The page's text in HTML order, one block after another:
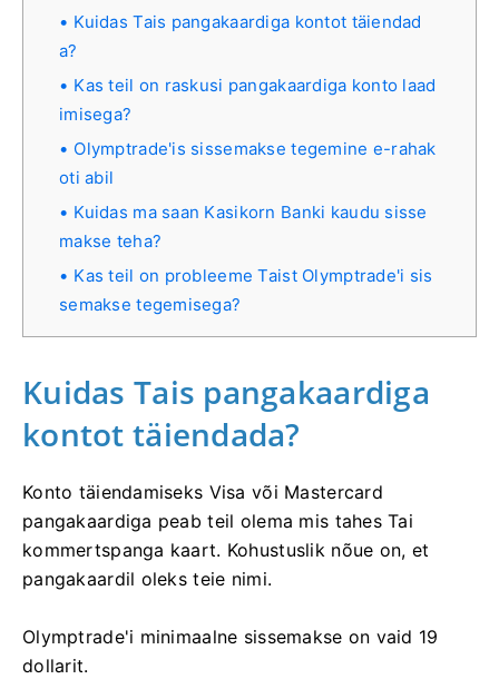
Kuidas Tais pangakaardiga kontot täiendad
a?
Kas teil on raskusi pangakaardiga konto laad
imisega?
Olymptrade'is sissemakse tegemine e-rahak
oti abil
Kuidas ma saan Kasikorn Banki kaudu sisse
makse teha?
Kas teil on probleeme Taist Olymptrade'i sis
semakse tegemisega?
Kuidas Tais pangakaardiga
kontot täiendada?
Konto täiendamiseks Visa või Mastercard
pangakaardiga peab teil olema mis tahes Tai
kommertspanga kaart. Kohustuslik nõue on, et
pangakaardil oleks teie nimi.
Olymptrade'i minimaalne sissemakse on vaid 19
dollarit.